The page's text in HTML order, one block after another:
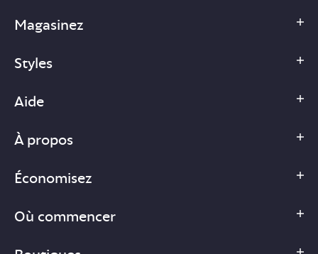
Magasinez
Styles
Aide
À propos
Économisez
Où commencer